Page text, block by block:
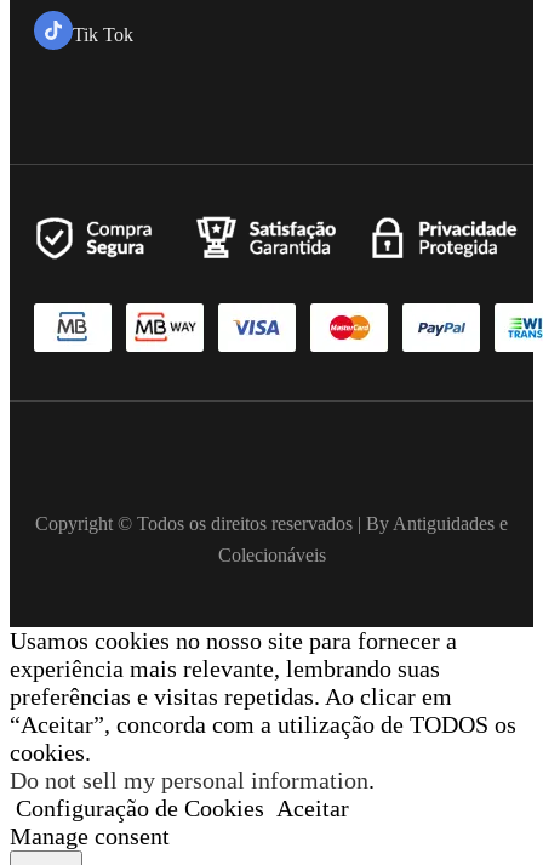
Tik Tok
Copyright © Todos os direitos reservados | By Antiguidades e
Colecionáveis
Usamos cookies no nosso site para fornecer a
experiência mais relevante, lembrando suas
preferências e visitas repetidas. Ao clicar em
“Aceitar”, concorda com a utilização de TODOS os
cookies.
Do not sell my personal information.
Configuração de Cookies Aceitar
Manage consent